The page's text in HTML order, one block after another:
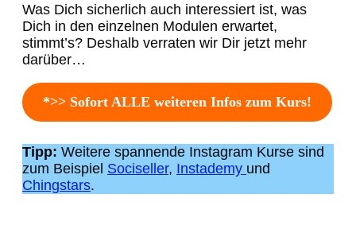
Was Dich sicherlich auch interessiert ist, was
Dich in den einzelnen Modulen erwartet,
stimmt’s? Deshalb verraten wir Dir jetzt mehr
darüber…
*>> Sofort ALLE weiteren Infos zum Kurs!
Tipp: Weitere spannende Instagram Kurse sind
zum Beispiel Sociseller, Instademy und
Chingstars.